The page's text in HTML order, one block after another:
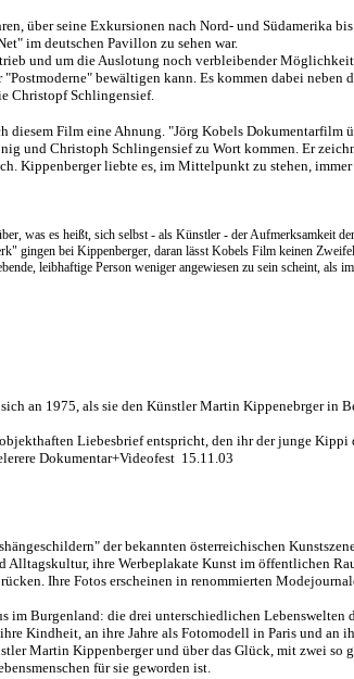
über seine Exkursionen nach Nord- und Südamerika
" im deutschen Pavillon zu sehen war.
und um die Auslotung noch verbleibender
bewältigen kann. Es kommen dabei
ChristopfSchlingensief.
diesem Film eine Ahnung. "Jörg Kobels Dokumentarfilm
und Christoph Schlingensiefzu Wort kommen. Er
Kippenbergerliebte es, im Mittelpunkt zu stehen,
was es heißt, sich selbst - als Künstler - der Aufmerksamkeit
gingen bei Kippenberger, daran lässt Kobels Film keinen
leibhaftige Person weniger angewiesen zu sein scheint, als
an 1975, als sie den Künstler Martin Kippenebrgerin
objekthaften Liebesbrief entspricht, den ihr der junge Kippi
Dokumentar+Videofest 15.11.03
der bekannten österreichischen
ihre Werbeplakate Kunst im öffentlichen
Ihre Fotos erscheinen in renommierten
im Burgenland: die drei unterschiedlichen Lebenswelten
Kindheit, an ihre Jahre als Fotomodell in Paris und an
Martin Kippenbergerund über das Glück, mit zwei so
für sie geworden ist.